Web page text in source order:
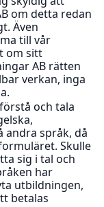
om detta redan
Även
till vår
om sitt
AB rätten
verkan, inga
och tala
andra språk, då
Skulle
sig i tal och
har
utbildningen,
betalas